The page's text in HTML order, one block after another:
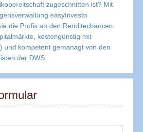
zugeschnitten ist? Mit
easyInvesto
die Profis an den Renditechancen
kostengünstig mit
und kompetent gemanagt von den
der DWS.